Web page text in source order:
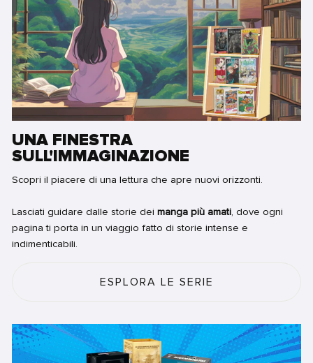
UNA FINESTRA
SULL'IMMAGINAZIONE
Scopri il piacere di una lettura che apre nuovi orizzonti.
Lasciati guidare dalle storie dei manga più amati , dove ogni
pagina ti porta in un viaggio fatto di storie intense e
indimenticabili.
ESPLORA LE SERIE